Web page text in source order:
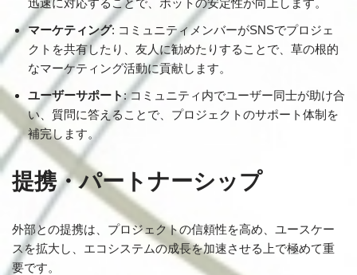
迅速に対応することで、ボットの安定性が向上します。
マーケティング: コミュニティメンバーがSNSでプロジェ
クトを共有したり、友人に勧めたりすることで、草の根的
なマーケティング活動に貢献します。
ユーザーサポート: コミュニティ内でユーザー同士が助け合
い、質問に答えることで、プロジェクトのサポート体制を
補完します。
提携・パートナーシップ
外部との提携は、プロジェクトの信頼性を高め、ユースケー
スを拡大し、エコシステムの成長を加速させる上で極めて重
要です。